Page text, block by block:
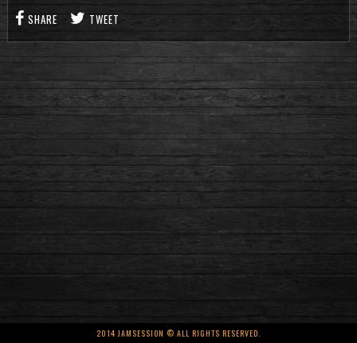
SHARE TWEET
2014 JAMSESSION © ALL RIGHTS RESERVED.